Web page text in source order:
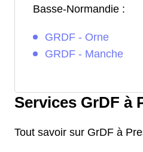
Basse-Normandie :
GRDF - Orne
GRDF - Manche
Services GrDF à
Tout savoir sur GrDF à